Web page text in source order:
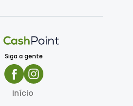
Siga a gente
Início